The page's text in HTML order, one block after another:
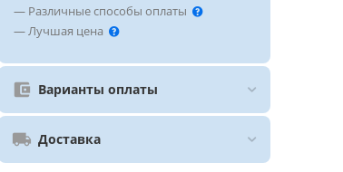
— Различные способы оплаты
— Лучшая цена
Варианты оплаты
Доставка